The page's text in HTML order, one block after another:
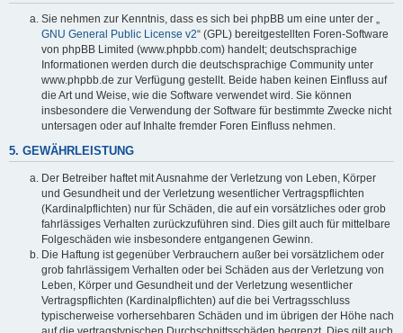
Sie nehmen zur Kenntnis, dass es sich bei phpBB um eine unter der „
GNU General Public License v2“ (GPL) bereitgestellten Foren-Software
von phpBB Limited (www.phpbb.com) handelt; deutschsprachige
Informationen werden durch die deutschsprachige Community unter
www.phpbb.de zur Verfügung gestellt. Beide haben keinen Einfluss auf
die Art und Weise, wie die Software verwendet wird. Sie können
insbesondere die Verwendung der Software für bestimmte Zwecke nicht
untersagen oder auf Inhalte fremder Foren Einfluss nehmen.
5. GEWÄHRLEISTUNG
Der Betreiber haftet mit Ausnahme der Verletzung von Leben, Körper
und Gesundheit und der Verletzung wesentlicher Vertragspflichten
(Kardinalpflichten) nur für Schäden, die auf ein vorsätzliches oder grob
fahrlässiges Verhalten zurückzuführen sind. Dies gilt auch für mittelbare
Folgeschäden wie insbesondere entgangenen Gewinn.
Die Haftung ist gegenüber Verbrauchern außer bei vorsätzlichem oder
grob fahrlässigem Verhalten oder bei Schäden aus der Verletzung von
Leben, Körper und Gesundheit und der Verletzung wesentlicher
Vertragspflichten (Kardinalpflichten) auf die bei Vertragsschluss
typischerweise vorhersehbaren Schäden und im übrigen der Höhe nach